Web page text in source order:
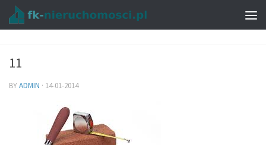
11
BYADMIN · 14-01-2014